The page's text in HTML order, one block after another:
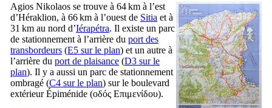
Agios Nikolaos se trouve à 64 km à l’est
d’Héraklion, à 66 km à l’ouest de Sitia et à
31 km au nord d’Iérapétra. Il existe un parc
de stationnement à l’arrière du port des
transbordeurs (E5 sur le plan) et un autre à
l’arrière du port de plaisance (D3 sur le
plan). Il y a aussi un parc de stationnement
ombragé (C4 sur le plan) sur le boulevard
extérieur Épiménide (οδός Επιμενίδου).